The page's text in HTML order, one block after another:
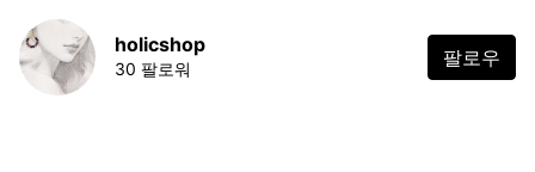
holicshop
30 팔로워 팔로우